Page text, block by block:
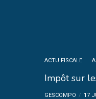
ACTU FISCALE
Impôt sur
GESCOMPO 17